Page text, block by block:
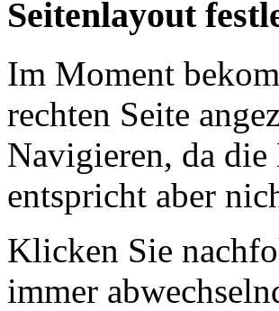
Seitenlayout
Im Moment
rechten Seite
Navigieren, da
entspricht aber
Klicken Sie
immer